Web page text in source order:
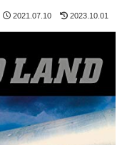
2021.07.10 2023.10.01